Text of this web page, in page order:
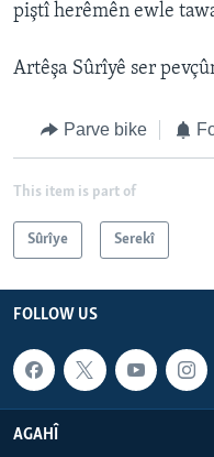
piştî herêmên ewle
Artêşa Sûrîyê ser
Parve bike
This item is part of
Sûrîye Serekî
FOLLOW US
AGAHÎ